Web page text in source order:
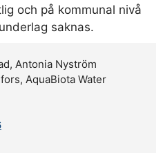
och på kommunal nivå
saknas.
Antonia Nyström
AquaBiota Water